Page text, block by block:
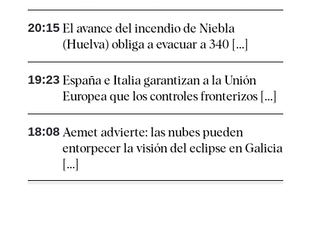
20:15 El avance del incendio de Niebla
(Huelva) obliga a evacuar a 340 [...]
19:23 España e Italia garantizan a la Unión
Europea que los controles fronterizos [...]
18:08 Aemet advierte: las nubes pueden
entorpecer la visión del eclipse en Galicia
[...]